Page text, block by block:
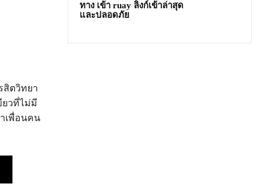
สิตวิทยา
ยวที่ไม่มี
เพื่อนคน
ทาง เข้า ruay ลิงก์เข้าล่าสุด
และปลอดภัย